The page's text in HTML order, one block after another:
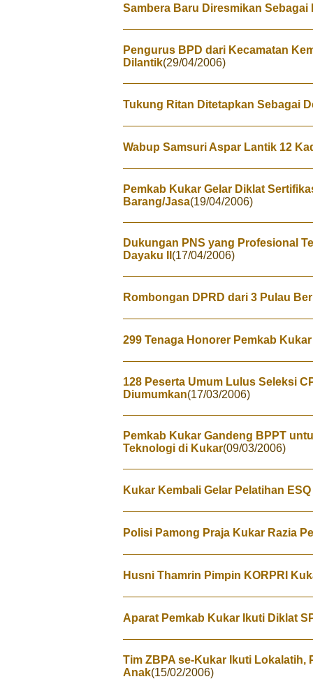
Sambera Baru Diresmikan Sebagai
Pengurus BPD dari Kecamatan
Dilantik(29/04/2006)
Tukung Ritan Ditetapkan Sebagai
Wabup Samsuri Aspar Lantik 12
Pemkab Kukar Gelar Diklat
Barang/Jasa(19/04/2006)
Dukungan PNS yang Profesional
Dayaku II (17/04/2006)
Rombongan DPRD dari 3 Pulau
299 Tenaga Honorer Pemkab
128 Peserta Umum Lulus Seleksi
Diumumkan(17/03/2006)
Pemkab Kukar Gandeng BPPT
Teknologi di Kukar(09/03/2006)
Kukar Kembali Gelar Pelatihan
Polisi Pamong Praja Kukar Razia
Husni Thamrin Pimpin KORPRI
Aparat Pemkab Kukar Ikuti Diklat
Tim ZBPA se-Kukar Ikuti Lokalatih,
Anak(15/02/2006)